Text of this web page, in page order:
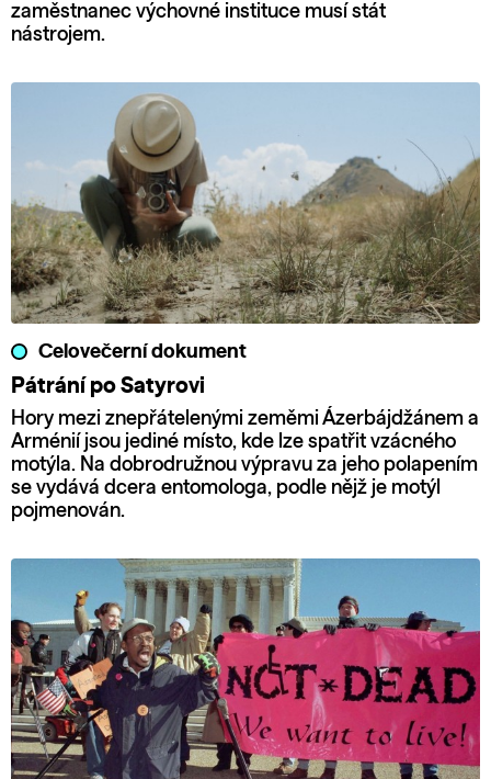
zaměstnanec výchovné instituce musí stát
nástrojem.
Celovečerní dokument
Pátrání po Satyrovi
Hory mezi znepřátelenými zeměmi Ázerbájdžánem a
Arménií jsou jediné místo, kde lze spatřit vzácného
motýla. Na dobrodružnou výpravu za jeho polapením
se vydává dcera entomologa, podle nějž je motýl
pojmenován.